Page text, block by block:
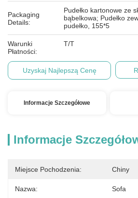
Packaging
Details:
Pudełko kartonowe ze
bąbelkowa; Pudełko
pudełko, 155*5
Warunki
Płatności:
T/T
Uzyskaj Najlepszą Cenę
Informacje Szczegółowe
Informacje
Miejsce Pochodzenia: Chiny
Nazwa: Sofa